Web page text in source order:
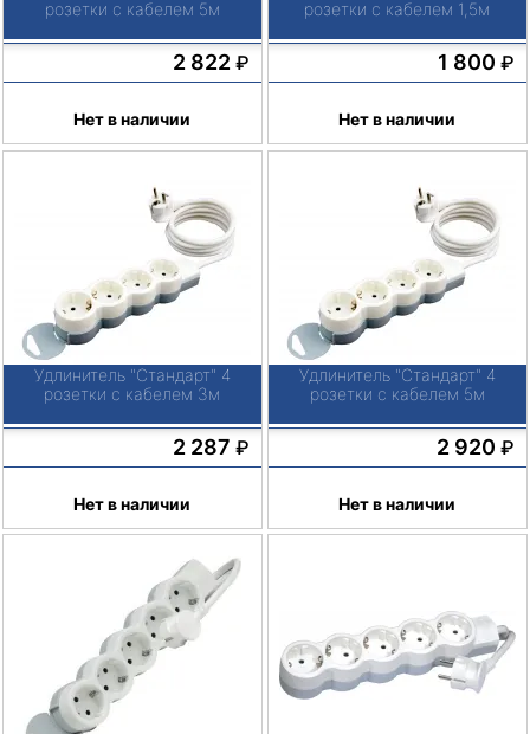
розетки с кабелем 5м
2 822 ₽
Нет в наличии
розетки с кабелем 1,5м
1 800 ₽
Нет в наличии
Удлинитель "Стандарт" 4
розетки с кабелем 3м
2 287 ₽
Нет в наличии
Удлинитель "Стандарт" 4
розетки с кабелем 5м
2 920 ₽
Нет в наличии